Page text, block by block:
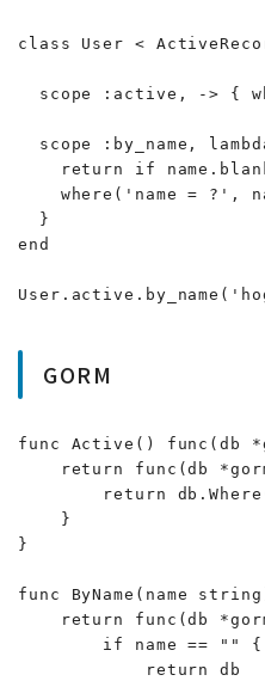
class User <
scope :active, -> {
scope :by_name,
return if
where('name = ?',
  }
end
GORM
func Active() func(db
return func(db
return
    }
}
func ByName(name
return func(db
        if name == "" {
            return db